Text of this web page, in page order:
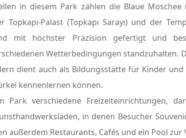
in diesem Park zählen die Blaue Moschee
Topkapı-Palast (Topkapı Sarayı) und der
mit höchster Präzision gefertigt und
Wetterbedingungen standzuhalten.
dient auch als Bildungsstätte für Kinder und
kennenlernen können.
verschiedene Freizeiteinrichtungen,
in denen Besucher
außerdem Restaurants, Cafés und ein Pool zur